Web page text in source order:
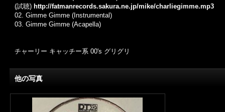
(試聴) http://fatmanrecords.sakura.ne.jp/mike/charliegimme.mp3
02. Gimme Gimme (Instrumental)
03. Gimme Gimme (Acapella)
チャーリー キャッチー系 00's グリグリ
他の写真